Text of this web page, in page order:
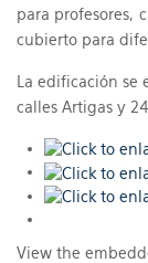
para profesores,
cubierto para
La edificación
calles Artigas y
View the